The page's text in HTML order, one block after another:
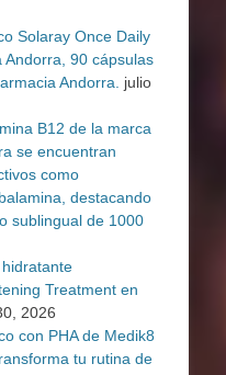
Solaray Once Daily
90 cápsulas
Andorra.
julio
B12 de la marca
se encuentran
como
destacando
sublingual de 1000
Treatment en
2026
con PHA de Medik8
tu rutina de